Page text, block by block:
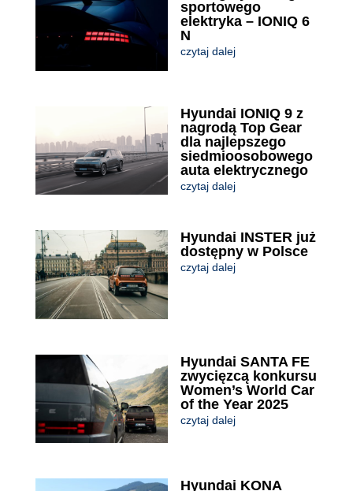
sportowego
elektryka – IONIQ 6
N
czytaj dalej
Hyundai IONIQ 9 z
nagrodą Top Gear
dla najlepszego
siedmioosobowego
auta elektrycznego
czytaj dalej
Hyundai INSTER już
dostępny w Polsce
czytaj dalej
Hyundai SANTA FE
zwycięzcą konkursu
Women’s World Car
of the Year 2025
czytaj dalej
Hyundai KONA